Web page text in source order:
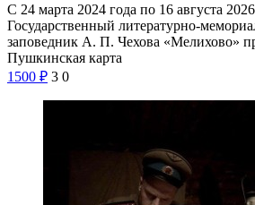
С 24 марта 2024 года по 16 августа
Государственный литературно-
заповедник А. П. Чехова «Мелихово»
Пушкинская карта
1500 ₽ 3 0